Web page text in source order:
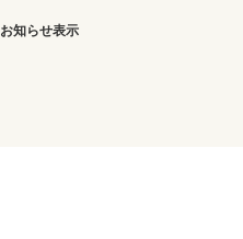
お知らせ表示